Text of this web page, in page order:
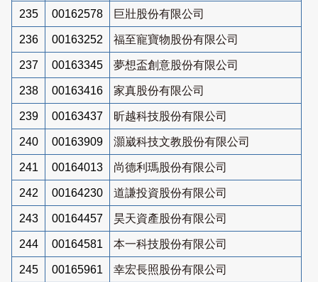
235 00162578 巨壯股份有限公司
236 00163252 福至寵寶物股份有限公司
237 00163345 夢想盃創意股份有限公司
238 00163416 家真股份有限公司
239 00163437 昕越科技股份有限公司
240 00163909 灝崴科技文教股份有限公司
241 00164013 尚德利瑪股份有限公司
242 00164230 道謙投資股份有限公司
243 00164457 昊天資產股份有限公司
244 00164581 本一科技股份有限公司
245 00165961 幸宏長照股份有限公司